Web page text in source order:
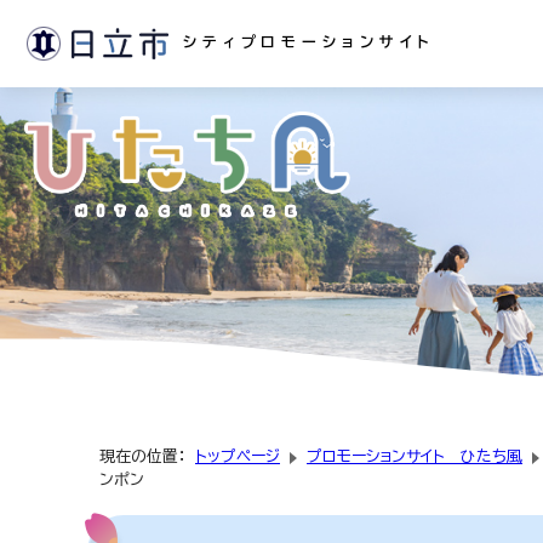
シティプロモーションサイト
現在の位置： トップページ
プロモーションサイト ひたち風
ンポン